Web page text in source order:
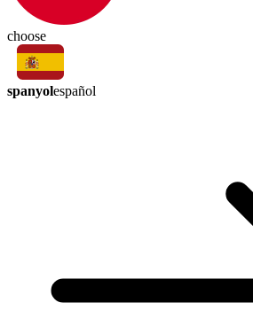
choose
spanyolespañol